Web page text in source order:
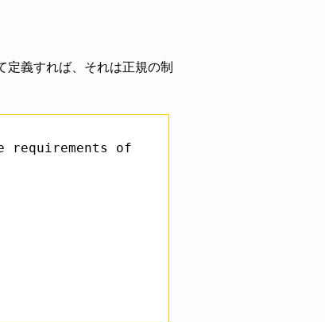
定義すれば、それは正規の制
requirements of